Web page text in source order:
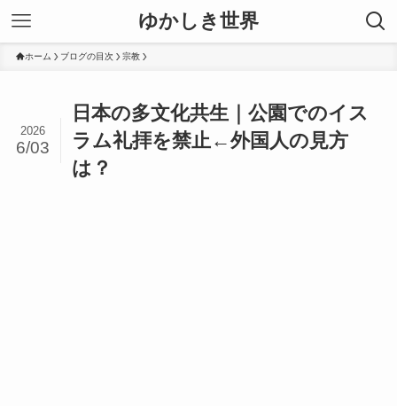
ゆかしき世界
ホーム ブログの目次 宗教
日本の多文化共生｜公園でのイス
ラム礼拝を禁止←外国人の見方
は？
2026
6/03